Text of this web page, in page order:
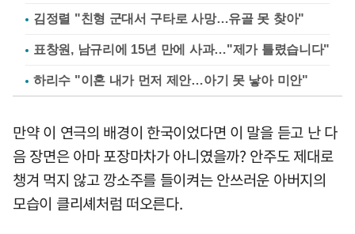
김정렬 "친형 군대서 구타로 사망…유골 못 찾아"
표창원, 남규리에 15년 만에 사과…"제가 틀렸습니다"
하리수 "이혼 내가 먼저 제안…아기 못 낳아 미안"
만약 이 연극의 배경이 한국이었다면 이 말을 듣고 난 다
음 장면은 아마 포장마차가 아니였을까? 안주도 제대로
챙겨 먹지 않고 깡소주를 들이켜는 안쓰러운 아버지의
모습이 클리셰처럼 떠오른다.